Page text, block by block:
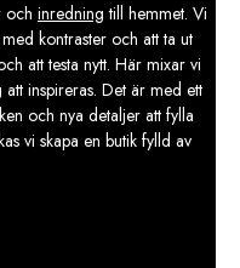
och inredning till hemmet. Vi
kontraster och att ta ut
att testa nytt. Här mixar vi
inspireras. Det är med ett
och nya detaljer att fylla
vi skapa en butik fylld av